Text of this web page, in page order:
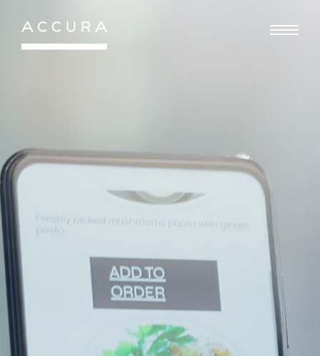
Gå
indhold